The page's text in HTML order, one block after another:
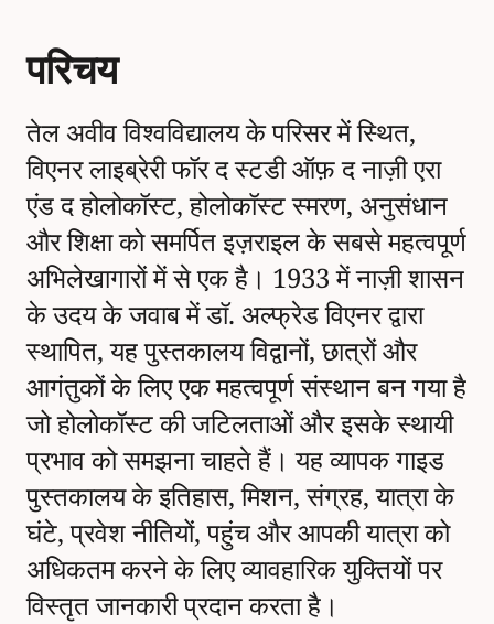
परिचय
तेल अवीव विश्वविद्यालय के परिसर में स्थित,
विएनर लाइब्रेरी फॉर द स्टडी ऑफ़ द नाज़ी एरा
एंड द होलोकॉस्ट, होलोकॉस्ट स्मरण, अनुसंधान
और शिक्षा को समर्पित इज़राइल के सबसे महत्वपूर्ण
अभिलेखागारों में से एक है। 1933 में नाज़ी शासन
के उदय के जवाब में डॉ. अल्फ्रेड विएनर द्वारा
स्थापित, यह पुस्तकालय विद्वानों, छात्रों और
आगंतुकों के लिए एक महत्वपूर्ण संस्थान बन गया है
जो होलोकॉस्ट की जटिलताओं और इसके स्थायी
प्रभाव को समझना चाहते हैं। यह व्यापक गाइड
पुस्तकालय के इतिहास, मिशन, संग्रह, यात्रा के
घंटे, प्रवेश नीतियों, पहुंच और आपकी यात्रा को
अधिकतम करने के लिए व्यावहारिक युक्तियों पर
विस्तृत जानकारी प्रदान करता है।